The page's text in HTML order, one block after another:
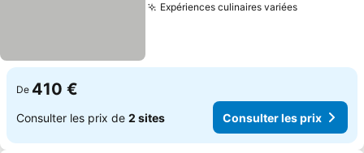
Expériences culinaires variées
De 410 €
Consulter les prix de 2 sites Consulter les prix